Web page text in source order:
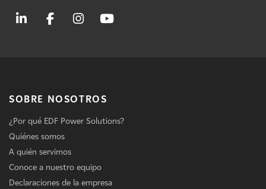
SOBRE NOSOTROS
¿Por qué EDF Power Solutions?
Quiénes somos
A quién servimos
Conoce a nuestro equipo
Declaraciones de la empresa